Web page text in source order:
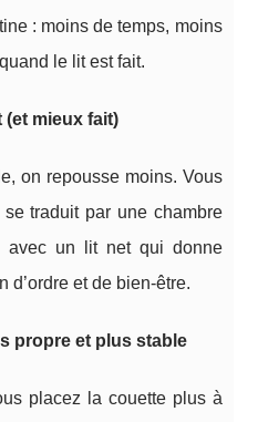
: moins de temps, moins
le lit est fait.
(et mieux fait)
on repousse moins. Vous
traduit par une chambre
avec un lit net qui donne
d’ordre et de bien-être.
propre et plus stable
placez la couette plus à